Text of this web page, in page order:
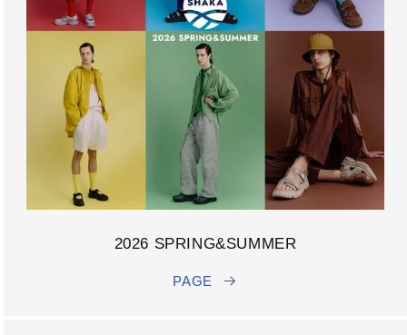
2026 SPRING&SUMMER
PAGE